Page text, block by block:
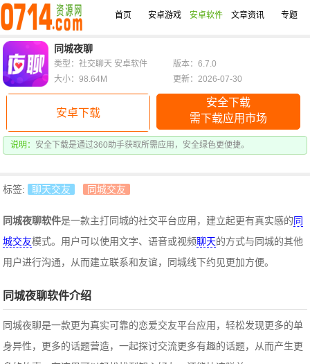
首页 安卓游戏 安卓软件 文章资讯 专题
同城夜聊
安卓下载
安全下载
需下载应用市场
说明： 安全下载是通过360助手获取所需应用，安全绿色更便捷。
类型：社交聊天 安卓软件
版本：6.7.0
大小：98.64M
更新：2026-07-30
标签: 聊天交友 同城交友
同城夜聊软件是一款主打同城的社交平台应用，建立起更有真实感的同
城交友模式。用户可以使用文字、语音或视频聊天的方式与同城的其他
用户进行沟通，从而建立联系和友谊，同城线下约见更加方便。
同城夜聊软件介绍
同城夜聊是一款更为真实可靠的恋爱交友平台应用，轻松发现更多的单
身异性，更多的话题营造，一起探讨交流更多有趣的话题，从而产生更